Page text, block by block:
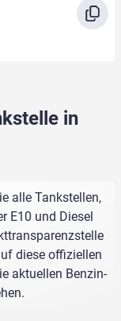
in
alle Tankstellen,
E10 und Diesel
diese offiziellen
aktuellen Benzin-